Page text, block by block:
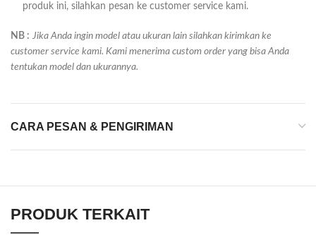
produk ini, silahkan pesan ke customer service kami.
NB : Jika Anda ingin model atau ukuran lain silahkan kirimkan ke
customer service kami. Kami menerima custom order yang bisa Anda
tentukan model dan ukurannya.
CARA PESAN & PENGIRIMAN
PRODUK TERKAIT